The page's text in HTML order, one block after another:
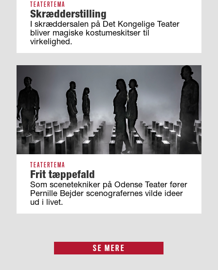
TEATERTEMA
Skrædderstilling
I skræddersalen på Det Kongelige Teater
bliver magiske kostumeskitser til
virkelighed.
TEATERTEMA
Frit tæppefald
Som scenetekniker på Odense Teater fører
Pernille Bejder scenografernes vilde ideer
ud i livet.
SE MERE